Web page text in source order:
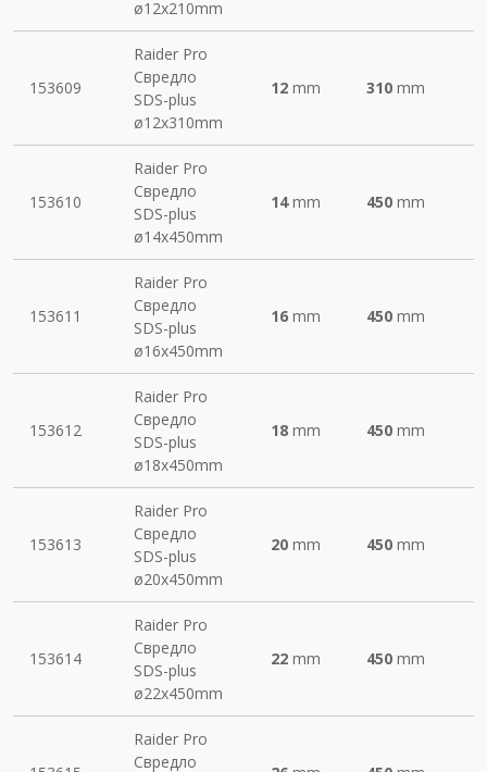
ø12х210mm
153609
Raider Pro
Свредло
SDS-plus
ø12х310mm
12mm 310 mm
153610
Raider Pro
Свредло
SDS-plus
ø14х450mm
14mm 450 mm
153611
Raider Pro
Свредло
SDS-plus
ø16х450mm
16mm 450 mm
153612
Raider Pro
Свредло
SDS-plus
ø18х450mm
18mm 450 mm
153613
Raider Pro
Свредло
SDS-plus
ø20х450mm
20mm 450 mm
153614
Raider Pro
Свредло
SDS-plus
ø22х450mm
22mm 450 mm
Raider Pro
Свредло